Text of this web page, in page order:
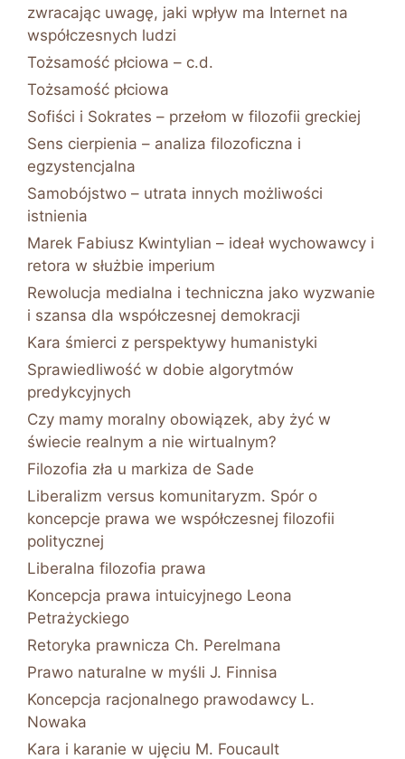
zwracając uwagę, jaki wpływ ma Internet na
współczesnych ludzi
Tożsamość płciowa – c.d.
Tożsamość płciowa
Sofiści i Sokrates – przełom w filozofii greckiej
Sens cierpienia – analiza filozoficzna i
egzystencjalna
Samobójstwo – utrata innych możliwości
istnienia
Marek Fabiusz Kwintylian – ideał wychowawcy i
retora w służbie imperium
Rewolucja medialna i techniczna jako wyzwanie
i szansa dla współczesnej demokracji
Kara śmierci z perspektywy humanistyki
Sprawiedliwość w dobie algorytmów
predykcyjnych
Czy mamy moralny obowiązek, aby żyć w
świecie realnym a nie wirtualnym?
Filozofia zła u markiza de Sade
Liberalizm versus komunitaryzm. Spór o
koncepcje prawa we współczesnej filozofii
politycznej
Liberalna filozofia prawa
Koncepcja prawa intuicyjnego Leona
Petrażyckiego
Retoryka prawnicza Ch. Perelmana
Prawo naturalne w myśli J. Finnisa
Koncepcja racjonalnego prawodawcy L.
Nowaka
Kara i karanie w ujęciu M. Foucault